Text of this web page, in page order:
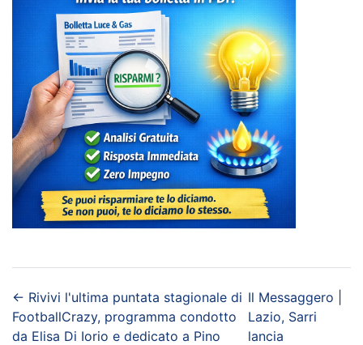
← Rivivi l'ultima puntata stagionale di
FootballCrazy, programma condotto
da Elisa Di Iorio e dedicato a Pino
Il Messaggero |
Lazio, Sarri
lancia